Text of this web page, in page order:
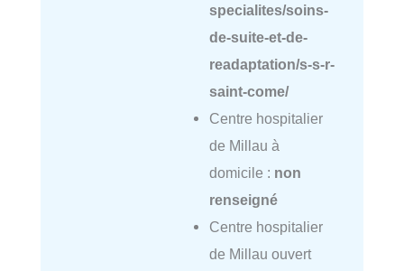
specialites/soins-
de-suite-et-de-
readaptation/s-s-r-
saint-come/
Centre hospitalier
de Millau à
domicile : non
renseigné
Centre hospitalier
de Millau ouvert